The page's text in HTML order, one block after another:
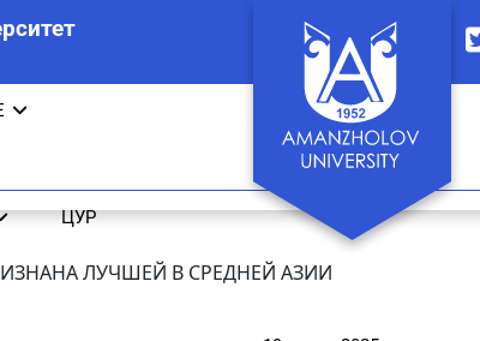
ЦУР
ЛУЧШЕЙ В СРЕДНЕЙ АЗИИ